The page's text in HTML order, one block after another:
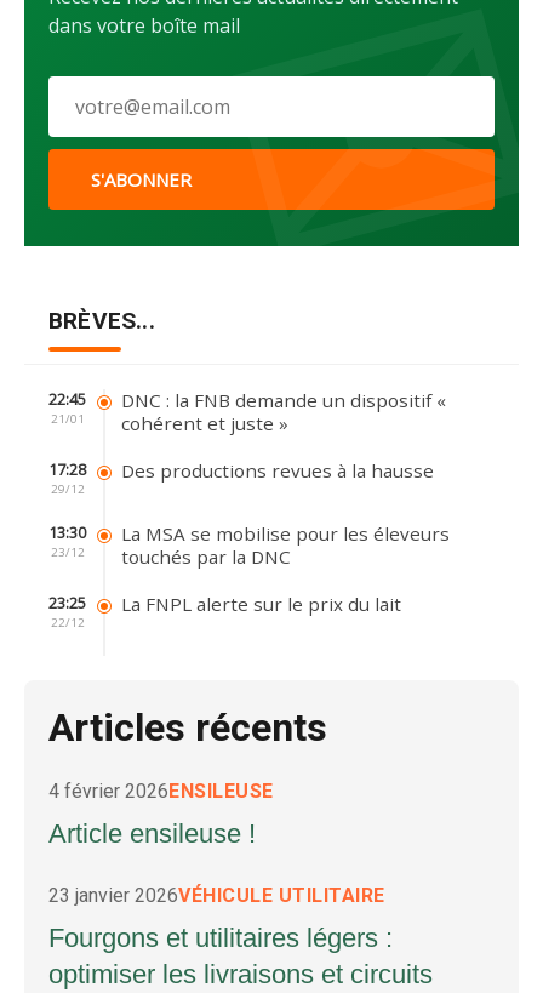
dans votre boîte mail
S'ABONNER
BRÈVES...
22:45
21/01
DNC : la FNB demande un dispositif «
cohérent et juste »
17:28
29/12
Des productions revues à la hausse
13:30
23/12
La MSA se mobilise pour les éleveurs
touchés par la DNC
23:25
22/12
La FNPL alerte sur le prix du lait
Articles récents
4 février 2026ENSILEUSE
Article ensileuse !
23 janvier 2026VÉHICULE UTILITAIRE
Fourgons et utilitaires légers :
optimiser les livraisons et circuits